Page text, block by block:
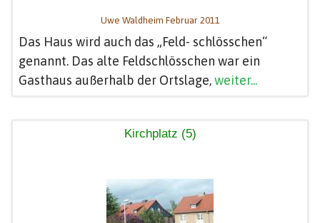
Uwe Waldheim Februar 2011
Das Haus wird auch das „Feld- schlösschen“
genannt. Das alte Feldschlösschen war ein
Gasthaus außerhalb der Ortslage,weiter...
Kirchplatz (5)